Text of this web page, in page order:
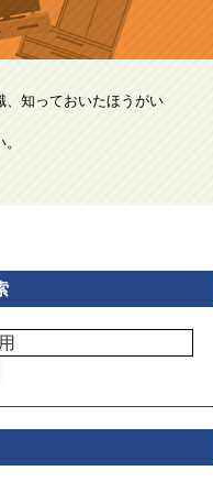
、知っておいたほうがい